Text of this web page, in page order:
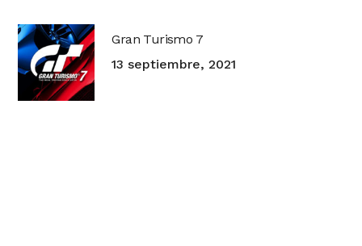
Gran Turismo 7
13 septiembre, 2021